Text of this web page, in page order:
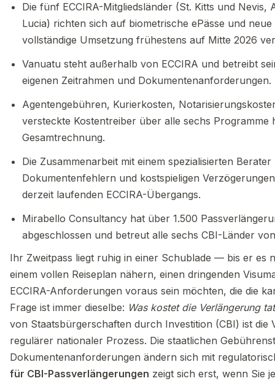
Die fünf ECCIRA-Mitgliedsländer (St. Kitts und
Lucia) richten sich auf biometrische ePässe und
vollständige Umsetzung frühestens auf Mitte 2026
Vanuatu steht außerhalb von ECCIRA und betreibt
eigenen Zeitrahmen und Dokumentenanforderungen.
Agentengebühren, Kurierkosten,
versteckte Kostentreiber über alle sechs
Gesamtrechnung.
Die Zusammenarbeit mit einem spezialisierten
Dokumentenfehlern und kostspieligen
derzeit laufenden ECCIRA-Übergangs.
Mirabello Consultancy hat über 1.500
abgeschlossen und betreut alle sechs CBI-Länder
Ihr Zweitpass liegt ruhig in einer Schublade — bis er es
einem vollen Reiseplan nähern, einen dringenden
ECCIRA-Anforderungen voraus sein möchten, die die
Frage ist immer dieselbe: Was kostet die Verlängerung
von Staatsbürgerschaften durch Investition (CBI) ist
regulärer nationaler Prozess. Die staatlichen
Dokumentenanforderungen ändern sich mit
für CBI-Passverlängerungen zeigt sich erst, wenn Sie